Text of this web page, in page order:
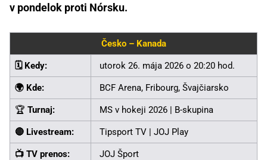
v pondelok proti Nórsku.
Česko – Kanada
🗓️ Kedy: utorok 26. mája 2026 o 20:20 hod.
🌍 Kde: BCF Arena, Fribourg, Švajčiarsko
🏆 Turnaj: MS v hokeji 2026 | B-skupina
🔴 Livestream: Tipsport TV | JOJ Play
📺 TV prenos: JOJ Šport